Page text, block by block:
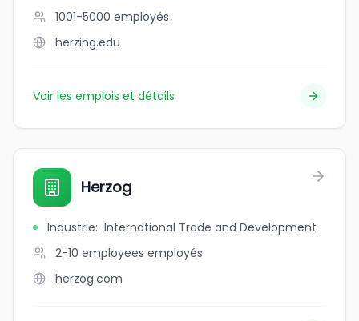
1001-5000 employés
herzing.edu
Voir les emplois et détails
Herzog
Industrie: International Trade and Development
2-10 employees employés
herzog.com